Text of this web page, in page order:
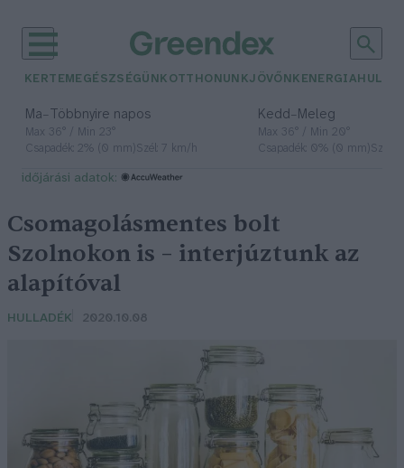
KERTEM EGÉSZSÉGÜNK OTTHONUNKJÖVŐNK ENERGIA
Ma– Többnyire napos
Max 36° / Min 23°
Csapadék: 2% (0 mm)Szél: 7 km/h
Kedd– Meleg
Max 36° / Min 20°
Csapadék: 0% (0 mm)Szél:
időjárási adatok:
Csomagolásmentes bolt
Szolnokon is – interjúztunk az
alapítóval
HULLADÉK 2020.10.08